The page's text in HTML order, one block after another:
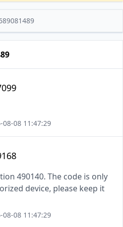
08-08 11:47:29
490140. The code is only
device, please keep it
08-08 11:47:29